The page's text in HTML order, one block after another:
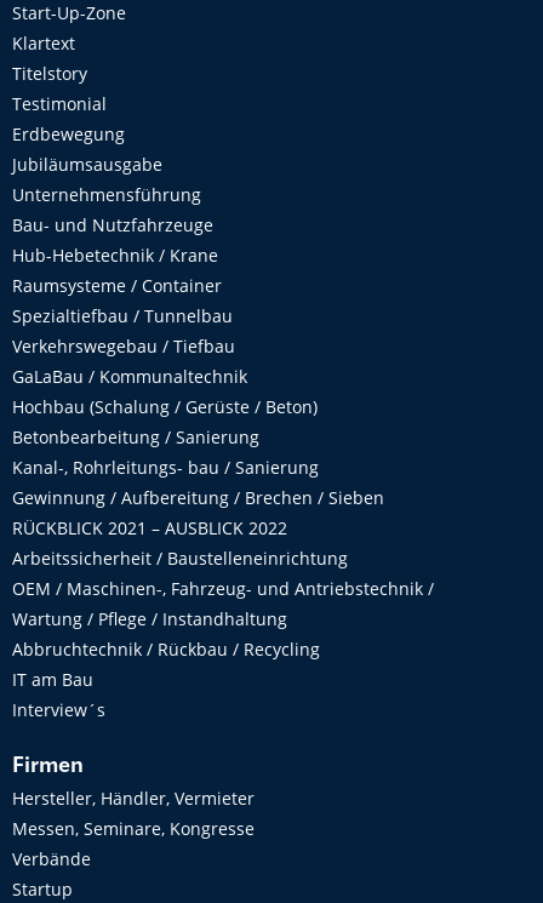
Start-Up-Zone
Klartext
Titelstory
Testimonial
Erdbewegung
Jubiläumsausgabe
Unternehmensführung
Bau- und Nutzfahrzeuge
Hub-Hebetechnik / Krane
Raumsysteme / Container
Spezialtiefbau / Tunnelbau
Verkehrswegebau / Tiefbau
GaLaBau / Kommunaltechnik
Hochbau (Schalung / Gerüste / Beton)
Betonbearbeitung / Sanierung
Kanal-, Rohrleitungs- bau / Sanierung
Gewinnung / Aufbereitung / Brechen / Sieben
RÜCKBLICK 2021 – AUSBLICK 2022
Arbeitssicherheit / Baustelleneinrichtung
OEM / Maschinen-, Fahrzeug- und Antriebstechnik /
Wartung / Pflege / Instandhaltung
Abbruchtechnik / Rückbau / Recycling
IT am Bau
Interview´s
Firmen
Hersteller, Händler, Vermieter
Messen, Seminare, Kongresse
Verbände
Startup